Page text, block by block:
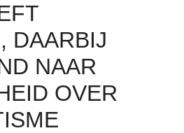
DAARBIJ
NAAR
OVER